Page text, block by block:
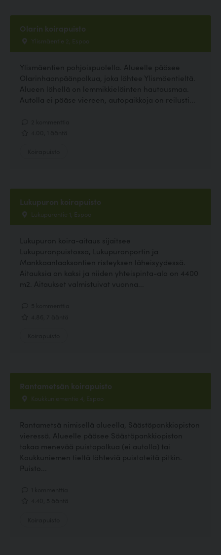
Olarin koirapuisto
Ylismäentie 2, Espoo
Ylismäentien pohjoispuolella. Alueelle pääsee
Olarinhaanpäänpolkua, joka lähtee Ylismäentieltä.
Alueen lähellä on lemmikkieläinten hautausmaa.
Autolla ei pääse viereen, autopaikkoja on reilusti...
Lukupuron koirapuisto
Lukupurontie 1, Espoo
Lukupuron koira-aitaus sijaitsee
Lukupuronpuistossa, Lukupuronportin ja
Mankkaanlaaksontien risteyksen läheisyydessä.
Aitauksia on kaksi ja niiden yhteispinta-ala on 4400
m2. Aitaukset valmistuivat vuonna...
Rantametsän koirapuisto
Koukkuniementie 4, Espoo
Rantametsä nimisellä alueella, Säästöpankkiopiston
vieressä. Alueelle pääsee Säästöpankkiopiston
takaa menevää puistopolkua (ei autolla) tai
Koukkuniemen tieltä lähteviä puistoteitä pitkin.
Puisto...